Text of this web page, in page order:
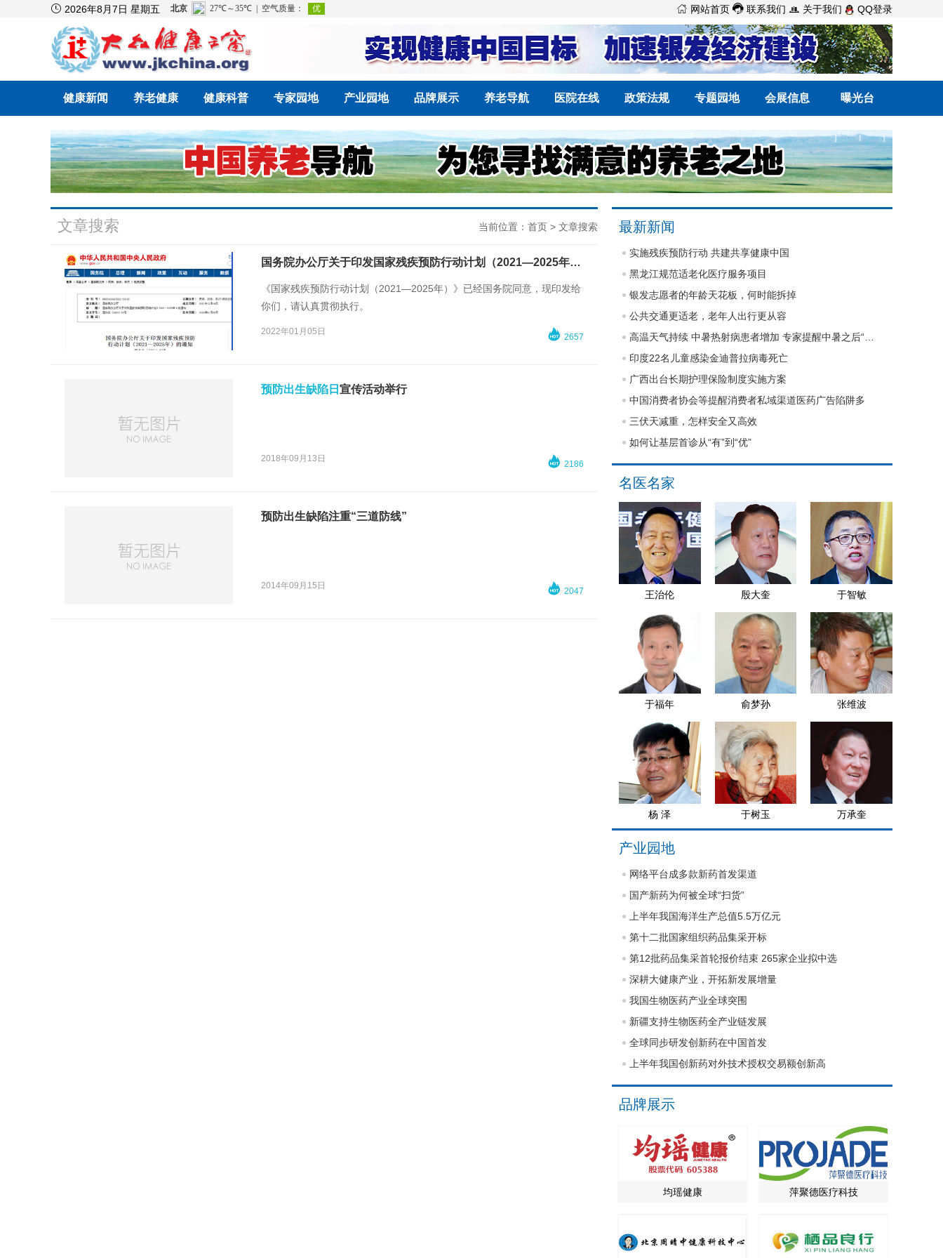
 2026年8月7日 星期五  网站首页  联系我们  关于我们 QQ登录
健康新闻 养老健康 健康科普 专家园地 产业园地 品牌展示 养老导航 医院在线 政策法规 专题园地 会展信息 曝光台
文章搜索 当前位置： 首页 > 文章搜索
国务院办公厅关于印发国家残疾预防行动计划（2021—2025年）的通知
《国家残疾预防行动计划（2021—2025年）》已经国务院同意，现印发给
你们，请认真贯彻执行。
2022年01月05日  2657
预防出生缺陷日 宣传活动举行
2018年09月13日  2186
预防出生缺陷注重“三道防线”
2014年09月15日  2047
最新新闻
实施残疾预防行动 共建共享健康中国
黑龙江规范适老化医疗服务项目
银发志愿者的年龄天花板，何时能拆掉
公共交通更适老，老年人出行更从容
印度22名儿童感染金迪普拉病毒死亡
广西出台长期护理保险制度实施方案
中国消费者协会等提醒消费者私域渠道医药广告陷阱多
三伏天减重，怎样安全又高效
如何让基层首诊从“有”到“优”
名医名家
王治伦 殷大奎 于智敏
于福年 俞梦孙 张维波
杨 泽 于树玉 万承奎
产业园地
网络平台成多款新药首发渠道
国产新药为何被全球“扫货”
上半年我国海洋生产总值5.5万亿元
第十二批国家组织药品集采开标
第12批药品集采首轮报价结束 265家企业拟中选
深耕大健康产业，开拓新发展增量
我国生物医药产业全球突围
新疆支持生物医药全产业链发展
全球同步研发创新药在中国首发
上半年我国创新药对外技术授权交易额创新高
品牌展示
均瑶健康 萍聚德医疗科技